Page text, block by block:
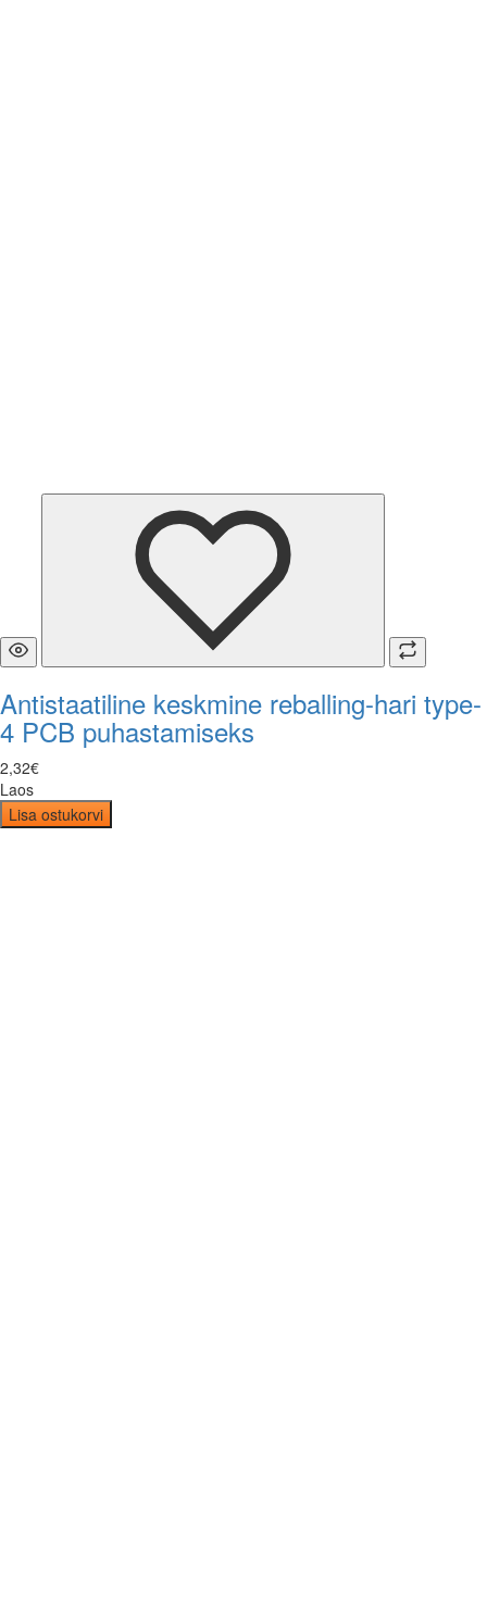
Antistaatiline keskmine reballing-hari type-
4 PCB puhastamiseks
2,32€
Laos
Lisa ostukorvi